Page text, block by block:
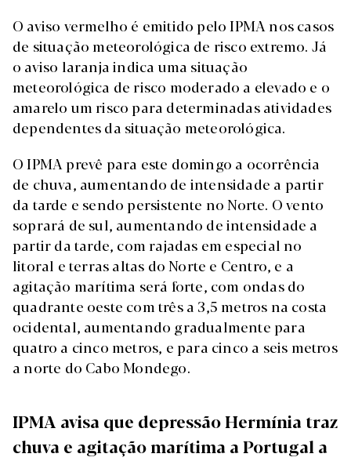
O aviso vermelho é emitido pelo IPMA nos casos
de situação meteorológica de risco extremo. Já
o aviso laranja indica uma situação
meteorológica de risco moderado a elevado e o
amarelo um risco para determinadas atividades
dependentes da situação meteorológica.
O IPMA prevê para este domingo a ocorrência
de chuva, aumentando de intensidade a partir
da tarde e sendo persistente no Norte. O vento
soprará de sul, aumentando de intensidade a
partir da tarde, com rajadas em especial no
litoral e terras altas do Norte e Centro, e a
agitação marítima será forte, com ondas do
quadrante oeste com três a 3,5 metros na costa
ocidental, aumentando gradualmente para
quatro a cinco metros, e para cinco a seis metros
a norte do Cabo Mondego.
IPMA avisa que depressão Hermínia traz
chuva e agitação marítima a Portugal a